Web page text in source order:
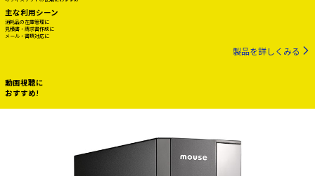
主な利用シーン
消耗品の在庫管理に
見積書・請求書作成に
メール・書類対応に
製品を詳しくみる
動画視聴に
おすすめ!